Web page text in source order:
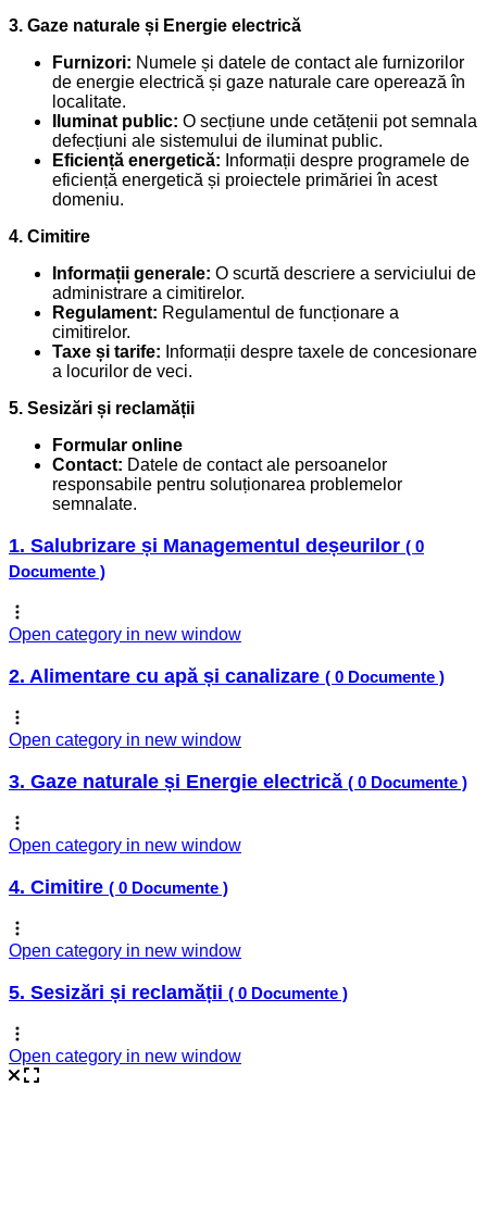
3. Gaze naturale și Energie electrică
Furnizori: Numele și datele de contact ale furnizorilor
de energie electrică și gaze naturale care operează în
localitate.
Iluminat public: O secțiune unde cetățenii pot semnala
defecțiuni ale sistemului de iluminat public.
Eficiență energetică: Informații despre programele de
eficiență energetică și proiectele primăriei în acest
domeniu.
4. Cimitire
Informații generale: O scurtă descriere a serviciului de
administrare a cimitirelor.
Regulament: Regulamentul de funcționare a
cimitirelor.
Taxe și tarife: Informații despre taxele de concesionare
a locurilor de veci.
5. Sesizări și reclamății
Formular online
Contact: Datele de contact ale persoanelor
responsabile pentru soluționarea problemelor
semnalate.
1. Salubrizare și Managementul deșeurilor ( 0
Documente )
Open category in new window
2. Alimentare cu apă și canalizare ( 0 Documente )
Open category in new window
3. Gaze naturale și Energie electrică ( 0 Documente )
Open category in new window
4. Cimitire ( 0 Documente )
Open category in new window
5. Sesizări și reclamății ( 0 Documente )
Open category in new window